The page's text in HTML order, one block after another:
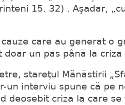
15. 32) . Aşadar,
cauze care au generat o
doar un pas până la criza
stareţul Mănăstirii
un interviu spune că pe
deosebit criza la care